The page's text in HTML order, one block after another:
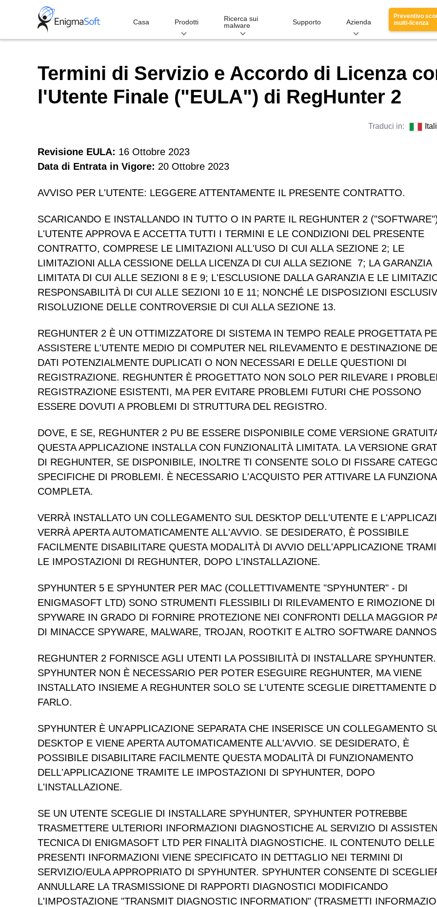
Casa Prodotti
Ricerca sui
malware
Supporto Azienda
Preventivo
multi-licenza
Termini di Servizio e Accordo di Licenza
l'Utente Finale ("EULA") di RegHunter 2
Traduci in:
Revisione EULA: 16 Ottobre 2023
Data di Entrata in Vigore: 20 Ottobre 2023
AVVISO PER L'UTENTE: LEGGERE ATTENTAMENTE IL PRESENTE CONTRATTO.
SCARICANDO E INSTALLANDO IN TUTTO O IN PARTE IL REGHUNTER 2 ("SOFTWARE
L'UTENTE APPROVA E ACCETTA TUTTI I TERMINI E LE CONDIZIONI DEL PRESENTE
CONTRATTO, COMPRESE LE LIMITAZIONI ALL'USO DI CUI ALLA SEZIONE 2; LE
LIMITAZIONI ALLA CESSIONE DELLA LICENZA DI CUI ALLA SEZIONE 7; LA GARANZIA
LIMITATA DI CUI ALLE SEZIONI 8 E 9; L'ESCLUSIONE DALLA GARANZIA E LE
RESPONSABILITÀ DI CUI ALLE SEZIONI 10 E 11; NONCHÉ LE DISPOSIZIONI
RISOLUZIONE DELLE CONTROVERSIE DI CUI ALLA SEZIONE 13.
REGHUNTER 2 È UN OTTIMIZZATORE DI SISTEMA IN TEMPO REALE PROGETTATA
ASSISTERE L'UTENTE MEDIO DI COMPUTER NEL RILEVAMENTO E DESTINAZIONE
DATI POTENZIALMENTE DUPLICATI O NON NECESSARI E DELLE QUESTIONI DI
REGISTRAZIONE. REGHUNTER È PROGETTATO NON SOLO PER RILEVARE I
REGISTRAZIONE ESISTENTI, MA PER EVITARE PROBLEMI FUTURI CHE POSSONO
ESSERE DOVUTI A PROBLEMI DI STRUTTURA DEL REGISTRO.
DOVE, E SE, REGHUNTER 2 PU BE ESSERE DISPONIBILE COME VERSIONE
QUESTA APPLICAZIONE INSTALLA CON FUNZIONALITÀ LIMITATA. LA VERSIONE
DI REGHUNTER, SE DISPONIBILE, INOLTRE TI CONSENTE SOLO DI FISSARE
SPECIFICHE DI PROBLEMI. È NECESSARIO L'ACQUISTO PER ATTIVARE LA
COMPLETA.
VERRÀ INSTALLATO UN COLLEGAMENTO SUL DESKTOP DELL'UTENTE E
VERRÀ APERTA AUTOMATICAMENTE ALL'AVVIO. SE DESIDERATO, È POSSIBILE
FACILMENTE DISABILITARE QUESTA MODALITÀ DI AVVIO DELL'APPLICAZIONE
LE IMPOSTAZIONI DI REGHUNTER, DOPO L'INSTALLAZIONE.
SPYHUNTER 5 E SPYHUNTER PER MAC (COLLETTIVAMENTE "SPYHUNTER" - DI
ENIGMASOFT LTD) SONO STRUMENTI FLESSIBILI DI RILEVAMENTO E RIMOZIONE DI
SPYWARE IN GRADO DI FORNIRE PROTEZIONE NEI CONFRONTI DELLA MAGGIOR
DI MINACCE SPYWARE, MALWARE, TROJAN, ROOTKIT E ALTRO SOFTWARE
REGHUNTER 2 FORNISCE AGLI UTENTI LA POSSIBILITÀ DI INSTALLARE SPYHUNTER.
SPYHUNTER NON È NECESSARIO PER POTER ESEGUIRE REGHUNTER, MA VIENE
INSTALLATO INSIEME A REGHUNTER SOLO SE L'UTENTE SCEGLIE DIRETTAMENTE
FARLO.
SPYHUNTER È UN'APPLICAZIONE SEPARATA CHE INSERISCE UN COLLEGAMENTO
DESKTOP E VIENE APERTA AUTOMATICAMENTE ALL'AVVIO. SE DESIDERATO, È
POSSIBILE DISABILITARE FACILMENTE QUESTA MODALITÀ DI FUNZIONAMENTO
DELL'APPLICAZIONE TRAMITE LE IMPOSTAZIONI DI SPYHUNTER, DOPO
L'INSTALLAZIONE.
SE UN UTENTE SCEGLIE DI INSTALLARE SPYHUNTER, SPYHUNTER POTREBBE
TRASMETTERE ULTERIORI INFORMAZIONI DIAGNOSTICHE AL SERVIZIO DI
TECNICA DI ENIGMASOFT LTD PER FINALITÀ DIAGNOSTICHE. IL CONTENUTO DELLE
PRESENTI INFORMAZIONI VIENE SPECIFICATO IN DETTAGLIO NEI TERMINI DI
SERVIZIO/EULA APPROPRIATO DI SPYHUNTER. SPYHUNTER CONSENTE DI
ANNULLARE LA TRASMISSIONE DI RAPPORTI DIAGNOSTICI MODIFICANDO
L'IMPOSTAZIONE "TRANSMIT DIAGNOSTIC INFORMATION" (TRASMETTI